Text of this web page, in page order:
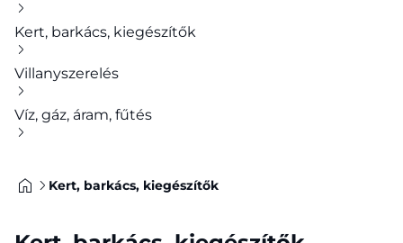
Kert, barkács, kiegészítők
Villanyszerelés
Víz, gáz, áram, fűtés
Kert, barkács, kiegészítők